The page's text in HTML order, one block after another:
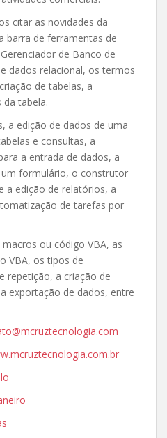
citar as novidades da
barra de ferramentas de
de Banco de
dados relacional, os termos
de tabelas, a
tabela.
a edição de dados de uma
e consultas, a
a entrada de dados, a
formulário, o construtor
a edição de relatórios, a
de tarefas por
ou código VBA, as
VBA, os tipos de
repetição, a criação de
exportação de dados, entre